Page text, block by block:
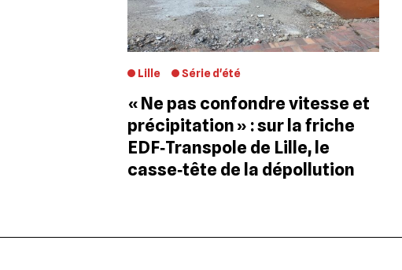
Lille Série d'été
« Ne pas confondre vitesse et
précipitation » : sur la friche
EDF‐Transpole de Lille, le
casse‐tête de la dépollution